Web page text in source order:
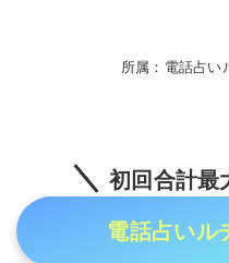
所属：電話占い
初回合計最
電話占いル